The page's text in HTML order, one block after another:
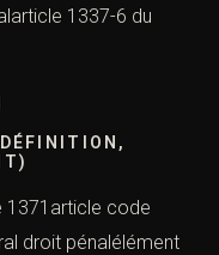
1337-6 du
1371article code
droit pénalélément